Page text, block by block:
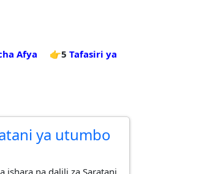
Afya 👉5 Tafasiri ya
ya utumbo